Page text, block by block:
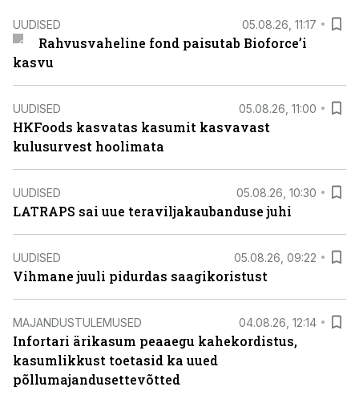
UUDISED 05.08.26, 11:17
Rahvusvaheline fond paisutab Bioforce’i
kasvu
UUDISED 05.08.26, 11:00
HKFoods kasvatas kasumit kasvavast
kulusurvest hoolimata
UUDISED 05.08.26, 10:30
LATRAPS sai uue teraviljakaubanduse juhi
UUDISED 05.08.26, 09:22
Vihmane juuli pidurdas saagikoristust
MAJANDUSTULEMUSED 04.08.26, 12:14
Infortari ärikasum peaaegu kahekordistus,
kasumlikkust toetasid ka uued
põllumajandusettevõtted